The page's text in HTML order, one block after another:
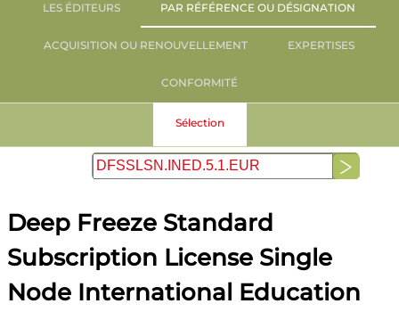
LES ÉDITEURS PAR RÉFÉRENCE OU DÉSIGNATION
ACQUISITION OU RENOUVELLEMENT EXPERTISES
CONFORMITÉ
Sélection
Deep Freeze Standard
Subscription License Single
Node International Education